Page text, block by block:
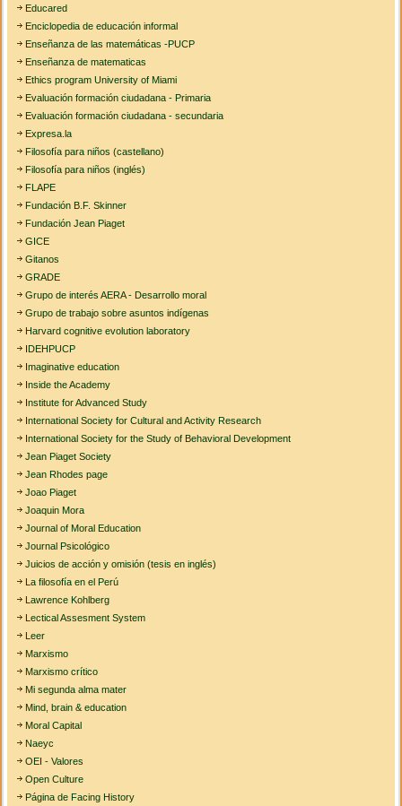
Educared
Enciclopedia de educación informal
Enseñanza de las matemáticas -PUCP
Enseñanza de matematicas
Ethics program University of Miami
Evaluación formación ciudadana - Primaria
Evaluación formación ciudadana - secundaria
Expresa.la
Filosofía para niños (castellano)
Filosofía para niños (inglés)
FLAPE
Fundación B.F. Skinner
Fundación Jean Piaget
GICE
Gitanos
GRADE
Grupo de interés AERA - Desarrollo moral
Grupo de trabajo sobre asuntos indígenas
Harvard cognitive evolution laboratory
IDEHPUCP
Imaginative education
Inside the Academy
Institute for Advanced Study
International Society for Cultural and Activity Research
International Society for the Study of Behavioral Development
Jean Piaget Society
Jean Rhodes page
Joao Piaget
Joaquin Mora
Journal of Moral Education
Journal Psicológico
Juicios de acción y omisión (tesis en inglés)
La filosofía en el Perú
Lawrence Kohlberg
Lectical Assesment System
Leer
Marxismo
Marxismo crítico
Mi segunda alma mater
Mind, brain & education
Moral Capital
Naeyc
OEI - Valores
Open Culture
Página de Facing History